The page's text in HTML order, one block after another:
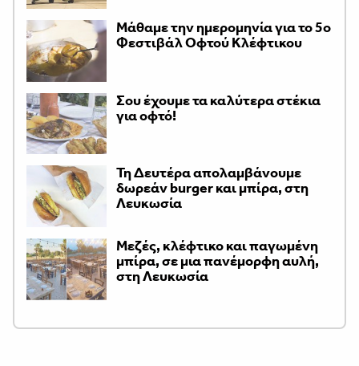
Μάθαμε την ημερομηνία για το 5ο
Φεστιβάλ Οφτού Κλέφτικου
Σου έχουμε τα καλύτερα στέκια
για οφτό!
Τη Δευτέρα απολαμβάνουμε
δωρεάν burger και μπίρα, στη
Λευκωσία
Μεζές, κλέφτικο και παγωμένη
μπίρα, σε μια πανέμορφη αυλή,
στη Λευκωσία